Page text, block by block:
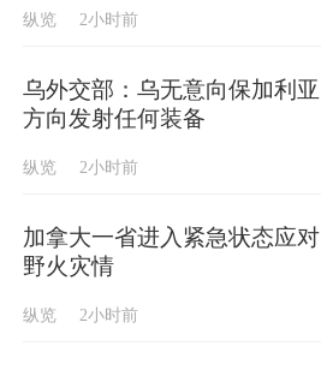
纵览 2小时前
乌外交部：乌无意向保加利亚
方向发射任何装备
纵览 2小时前
加拿大一省进入紧急状态应对
野火灾情
纵览 2小时前